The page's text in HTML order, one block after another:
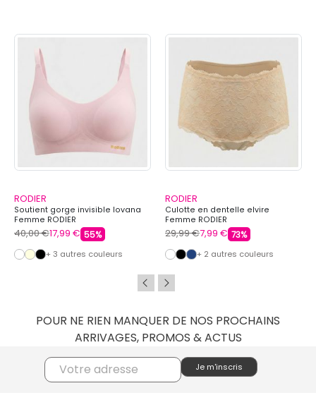
RODIER
Soutient gorge invisible lovana
Femme RODIER
40,00 €17,99 € 55%
+ 3 autres couleurs
RODIER
Culotte en dentelle elvire
Femme RODIER
29,99 €7,99 € 73%
+ 2 autres couleurs
POUR NE RIEN MANQUER DE NOS PROCHAINS
ARRIVAGES, PROMOS & ACTUS